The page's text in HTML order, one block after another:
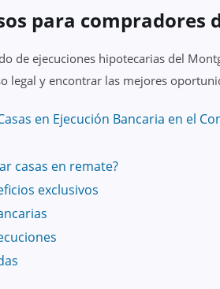
para compradores
de ejecuciones hipotecarias del
legal y encontrar las mejores
en Ejecución Bancaria en el
casas en remate?
exclusivos